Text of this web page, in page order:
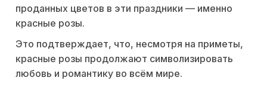
проданных цветов в эти праздники — именно
красные розы.
Это подтверждает, что, несмотря на приметы,
красные розы продолжают символизировать
любовь и романтику во всём мире.